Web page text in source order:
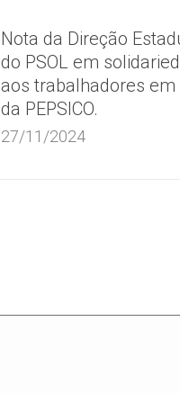
Nota da Direção
do PSOL em
aos trabalhadores em
da PEPSICO.
27/11/2024